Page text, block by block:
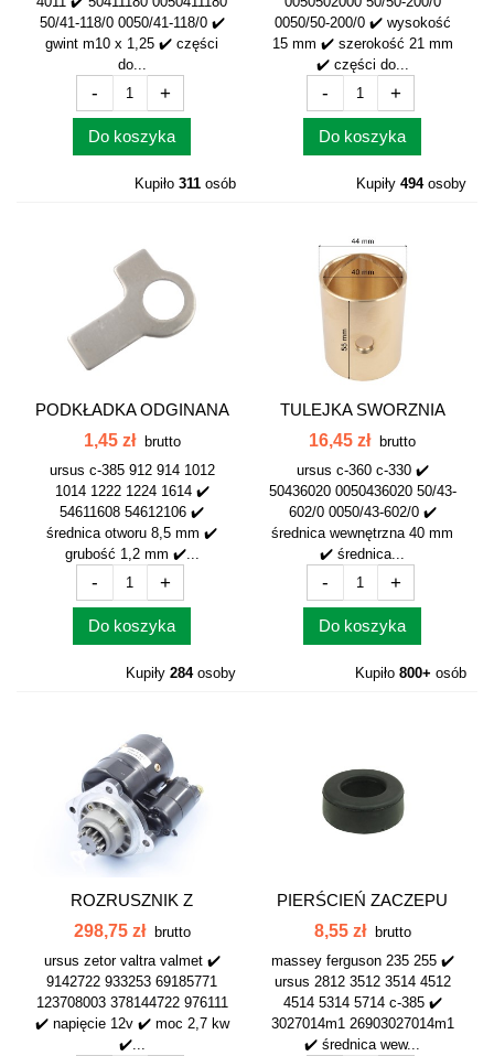
50/41-118/0 0050/41-118/0 ✔️
gwint m10 x 1,25 ✔️ części
do...
- +
Do koszyka
Kupiło 311 osób
0050/50-200/0 ✔️ wysokość
15 mm ✔️ szerokość 21 mm
✔️ części do...
- +
Do koszyka
Kupiły 494osoby
PODKŁADKA ODGINANA
POMPY OLEJU...
1,45 zł
brutto
ursus c-385 912 914 1012
1014 1222 1224 1614 ✔️
54611608 54612106 ✔️
średnica otworu 8,5 mm ✔️
grubość 1,2 mm ✔️...
- +
Do koszyka
Kupiły 284osoby
TULEJKA SWORZNIA
ZWROTNICY...
16,45 zł
brutto
ursus c-360 c-330 ✔️
50436020 0050436020 50/43-
602/0 0050/43-602/0 ✔️
średnica wewnętrzna 40 mm
✔️ średnica...
- +
Do koszyka
Kupiło 800+ osób
ROZRUSZNIK Z
REDUKTOREM 11z...
298,75 zł brutto
ursus zetor valtra valmet ✔️
9142722 933253 69185771
123708003 378144722 976111
✔️ napięcie 12v ✔️ moc 2,7 kw
✔️...
PIERŚCIEŃ ZACZEPU
GUMOWY MASSEY...
8,55 zł brutto
massey ferguson 235 255 ✔️
ursus 2812 3512 3514 4512
4514 5314 5714 c-385 ✔️
3027014m1 26903027014m1
✔️ średnica wew...